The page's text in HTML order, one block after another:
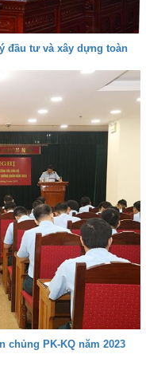
đầu tư và xây dựng toàn
chủng PK-KQ năm 2023